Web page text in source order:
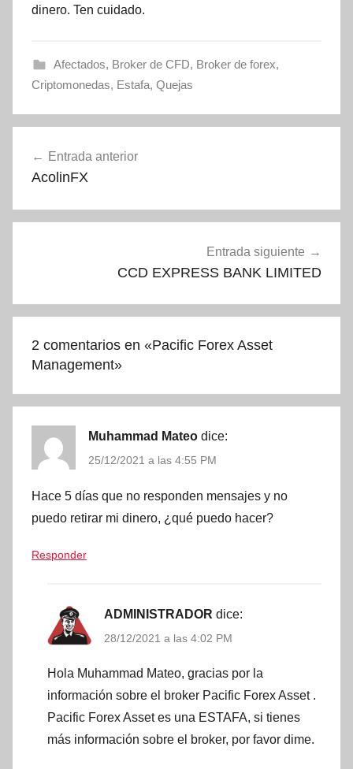
dinero. Ten cuidado.
Afectados, Broker de CFD, Broker de forex,
Criptomonedas, Estafa, Quejas
de
Entrada anterior
AcolinFX
Entrada siguiente
CCD EXPRESS BANK LIMITED
2 comentarios en «Pacific Forex Asset
Management»
Muhammad Mateo dice:
25/12/2021 a las 4:55 PM
Hace 5 días que no responden mensajes y no
puedo retirar mi dinero, ¿qué puedo hacer?
Responder
ADMINISTRADOR dice:
28/12/2021 a las 4:02 PM
Hola Muhammad Mateo, gracias por la
información sobre el broker Pacific Forex Asset .
Pacific Forex Asset es una ESTAFA, si tienes
más información sobre el broker, por favor dime.